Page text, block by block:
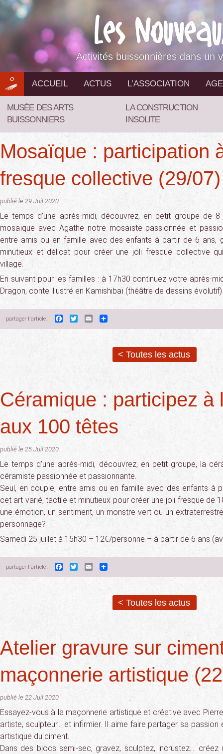
Aller
au
contenu
Activités buissonnières dans un
ACCUEIL ACTUS L’ASSOCIATION
MUSÉE DES ARTS
BUISSONNIERS
LA CONSTRUCTION
INSOLITE
Mosaïque : participation
fresque collective (29/07)
publié le 29 Juil 2020
Le temps d’une après-midi, découvrez, en petit groupe de
mosaïque avec Agathe notre mosaïste passionnée et
entre amis ou en famille avec des enfants à partir de 6 ans,
minutieux et délicat pour créer une joli fresque collective
village.
En suivant pour les familles : à 17h30 continuez votre après-
Dragon, conte illustré en Kamishibaï (théâtre de dessins évolutif)
partager l'article : Facebook
TwitterEmail
< Toutes les actus
Céramique : participez à
aux 100 têtes
publié le 25 Juil 2020
Le temps d’une après-midi, découvrez, en petit groupe, la
céramiste passionnée et passionnante.
Seul, en couple, entre amis ou en famille avec des enfants à
cet art varié, tactile et minutieux pour créer une joli fresque de
une émotion, un sentiment, un monstre vert ou un
personnage?
Samedi 25 juillet à 15h30 – 12€/personne – à partir de 6 ans
partager l'article : Facebook
TwitterEmail
< Toutes les actus
Atelier gravure sur
maçonnerie artistique
publié le 22 Juil 2020
Essayez-vous à la maçonnerie artistique et créative avec
artiste, sculpteur… et infirmier. Il aime faire partager sa
artistique du ciment.
Dans des blocs semi-sec, gravez, sculptez, incrustez…. créez